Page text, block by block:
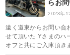
らお
2023年
遠く道東からお問い合
せて頂いた Yさまのハ
オフと共にご入庫頂き